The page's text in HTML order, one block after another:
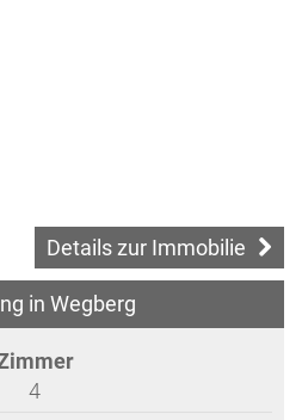
Details zur Immobilie
in Wegberg
4